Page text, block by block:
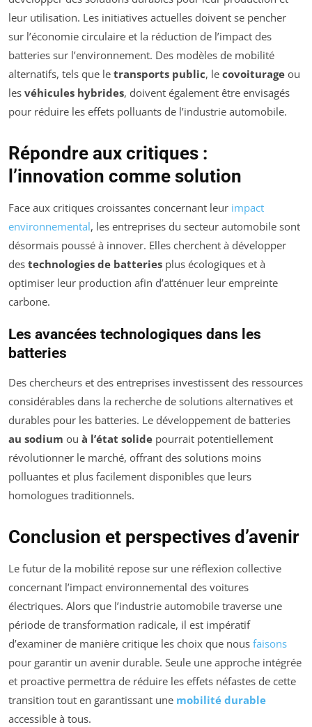
leur utilisation. Les initiatives actuelles doivent se pencher
sur l’économie circulaire et la réduction de l’impact des
batteries sur l’environnement. Des modèles de mobilité
alternatifs, tels que le transports public, le covoiturage ou
les véhicules hybrides, doivent également être envisagés
pour réduire les effets polluants de l’industrie automobile.
Répondre aux critiques :
l’innovation comme solution
Face aux critiques croissantes concernant leur impact
environnemental, les entreprises du secteur automobile sont
désormais poussé à innover. Elles cherchent à développer
des technologies de batteries plus écologiques et à
optimiser leur production afin d’atténuer leur empreinte
carbone.
Les avancées technologiques dans les
batteries
Des chercheurs et des entreprises investissent des ressources
considérables dans la recherche de solutions alternatives et
durables pour les batteries. Le développement de batteries
au sodium ou à l’état solide pourrait potentiellement
révolutionner le marché, offrant des solutions moins
polluantes et plus facilement disponibles que leurs
homologues traditionnels.
Conclusion et perspectives d’avenir
Le futur de la mobilité repose sur une réflexion collective
concernant l’impact environnemental des voitures
électriques. Alors que l’industrie automobile traverse une
période de transformation radicale, il est impératif
d’examiner de manière critique les choix que nous faisons
pour garantir un avenir durable. Seule une approche intégrée
et proactive permettra de réduire les effets néfastes de cette
transition tout en garantissant une mobilité durable
accessible à tous.